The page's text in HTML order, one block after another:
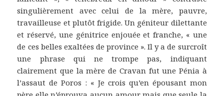
singulièrement avec celui de la mère, pauvre,
travailleuse et plutôt frigide. Un géniteur dilettante
et réservé, une génitrice enjouée et franche, « une
de ces belles exaltées de province ». Il y a de surcroît
une phrase qui ne trompe pas, indiquant
clairement que la mère de Cravan fut une Pénia à
l’assaut de Poros : « Je crois qu’en épousant mon